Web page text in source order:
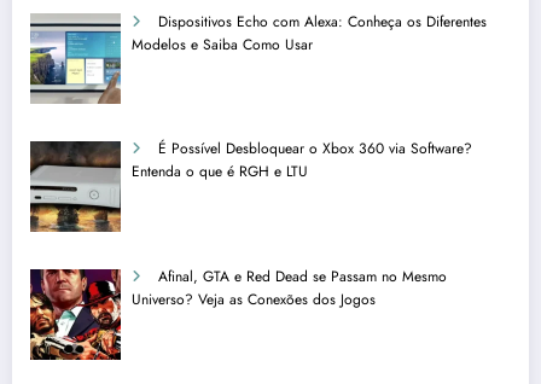
Dispositivos Echo com Alexa: Conheça os Diferentes
Modelos e Saiba Como Usar
É Possível Desbloquear o Xbox 360 via Software?
Entenda o que é RGH e LTU
Afinal, GTA e Red Dead se Passam no Mesmo
Universo? Veja as Conexões dos Jogos